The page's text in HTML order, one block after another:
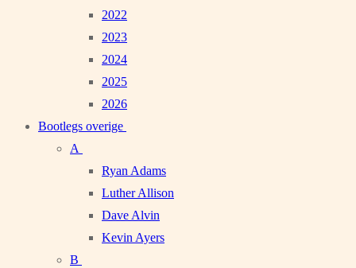
2022
2023
2024
2025
2026
Bootlegs overige
A
Ryan Adams
Luther Allison
Dave Alvin
Kevin Ayers
B